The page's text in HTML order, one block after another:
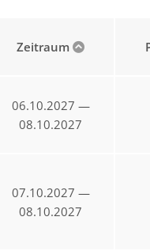
Zeitraum
06.10.2027 —
08.10.2027
07.10.2027 —
08.10.2027